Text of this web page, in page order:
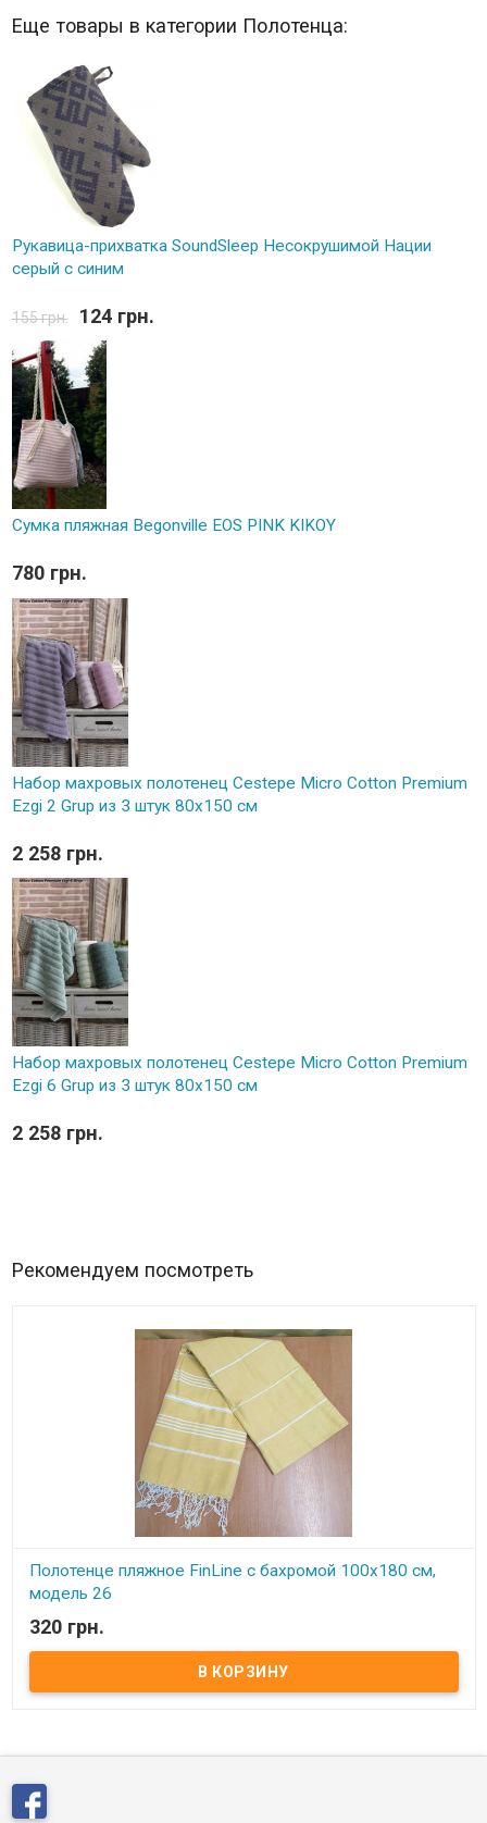
Еще товары в категории Полотенца:
Рукавица-прихватка SoundSleep Несокрушимой Нации
серый с синим
155 грн. 124 грн.
Сумка пляжная Begonville EOS PINK KIKOY
780 грн.
Набор махровых полотенец Cestepe Micro Cotton Premium
Ezgi 2 Grup из 3 штук 80х150 см
2 258 грн.
Набор махровых полотенец Cestepe Micro Cotton Premium
Ezgi 6 Grup из 3 штук 80х150 см
2 258 грн.
Рекомендуем посмотреть
Полотенце пляжное FinLine с бахромой 100x180 см,
модель 26
В наличии
Полотенце пляжное FinLine с бахромой 100x180 см, модель 26
Размер: 100х180 см. Состав: 100% хлопок. Упаковка: ПВХ Цвет:
желтый Производитель: FinLine (Турция).
320 грн.